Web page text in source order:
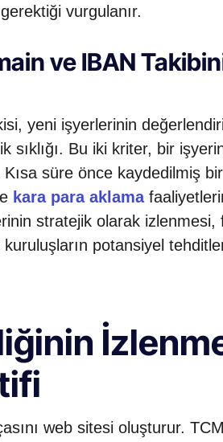
vurgulanır.
ve IBAN
yeni işyerlerinin
sıklığı. Bu iki kriter, bir
süre önce kaydedilmiş bir
kara para aklama
stratejik olarak izlenmesi,
potansiyel
web sitesi oluşturur.